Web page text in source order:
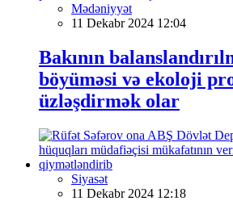
Mədəniyyət
11 Dekabr 2024 12:04
Bakının
böyüməsi və ekoloji
üzləşdirmək olar
Siyasət
11 Dekabr 2024 12:18